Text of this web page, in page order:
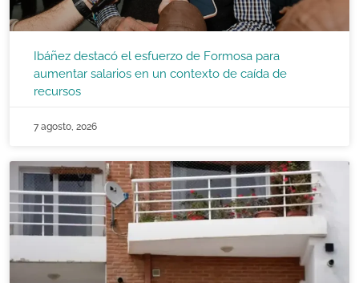
Ibáñez destacó el esfuerzo de Formosa para
aumentar salarios en un contexto de caída de
recursos
7 agosto, 2026